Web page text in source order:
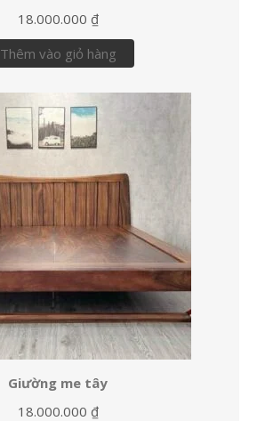
18.000.000 ₫
Thêm vào giỏ hàng
Giường me tây
18.000.000 ₫